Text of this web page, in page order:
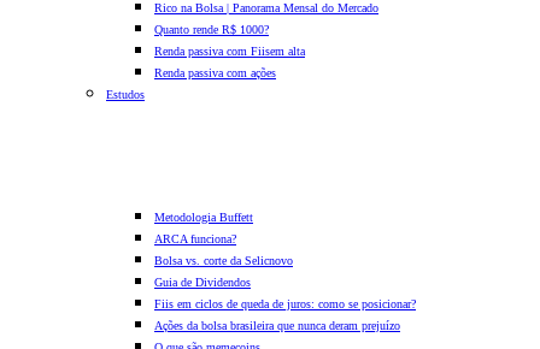
Rico na Bolsa | Panorama Mensal do Mercado
Quanto rende R$ 1000?
Renda passiva com Fiisem alta
Renda passiva com ações
Estudos
Metodologia Buffett
ARCA funciona?
Bolsa vs. corte da Selicnovo
Guia de Dividendos
Fiis em ciclos de queda de juros: como se posicionar?
Ações da bolsa brasileira que nunca deram prejuízo